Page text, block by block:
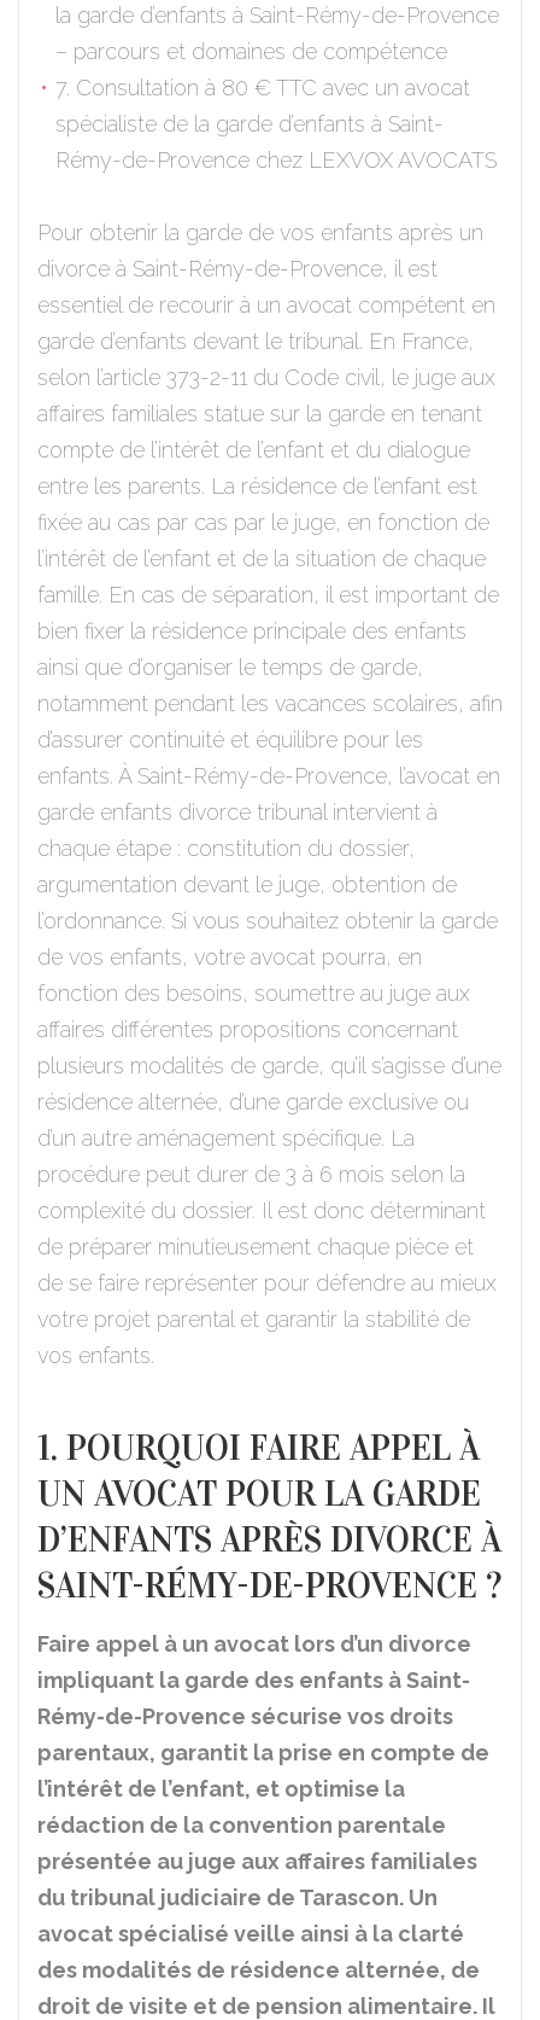
la garde d’enfants à Saint-Rémy-de-Provence
– parcours et domaines de compétence
7. Consultation à 80 € TTC avec un avocat
spécialiste de la garde d’enfants à Saint-
Rémy-de-Provence chez LEXVOX AVOCATS
Pour obtenir la garde de vos enfants après un
divorce à Saint-Rémy-de-Provence, il est
essentiel de recourir à un avocat compétent en
garde d’enfants devant le tribunal. En France,
selon l’article 373-2-11 du Code civil, le juge aux
affaires familiales statue sur la garde en tenant
compte de l’intérêt de l’enfant et du dialogue
entre les parents. La résidence de l’enfant est
fixée au cas par cas par le juge, en fonction de
l’intérêt de l’enfant et de la situation de chaque
famille. En cas de séparation, il est important de
bien fixer la résidence principale des enfants
ainsi que d’organiser le temps de garde,
notamment pendant les vacances scolaires, afin
d’assurer continuité et équilibre pour les
enfants. À Saint-Rémy-de-Provence, l’avocat en
garde enfants divorce tribunal intervient à
chaque étape : constitution du dossier,
argumentation devant le juge, obtention de
l’ordonnance. Si vous souhaitez obtenir la garde
de vos enfants, votre avocat pourra, en
fonction des besoins, soumettre au juge aux
affaires différentes propositions concernant
plusieurs modalités de garde, qu’il s’agisse d’une
résidence alternée, d’une garde exclusive ou
d’un autre aménagement spécifique. La
procédure peut durer de 3 à 6 mois selon la
complexité du dossier. Il est donc déterminant
de préparer minutieusement chaque pièce et
de se faire représenter pour défendre au mieux
votre projet parental et garantir la stabilité de
vos enfants.
1. POURQUOI FAIRE APPEL À
UN AVOCAT POUR LA GARDE
D’ENFANTS APRÈS DIVORCE À
SAINT-RÉMY-DE-PROVENCE ?
Faire appel à un avocat lors d’un divorce
impliquant la garde des enfants à Saint-
Rémy-de-Provence sécurise vos droits
parentaux, garantit la prise en compte de
l’intérêt de l’enfant, et optimise la
rédaction de la convention parentale
présentée au juge aux affaires familiales
du tribunal judiciaire de Tarascon. Un
avocat spécialisé veille ainsi à la clarté
des modalités de résidence alternée, de
droit de visite et de pension alimentaire. Il